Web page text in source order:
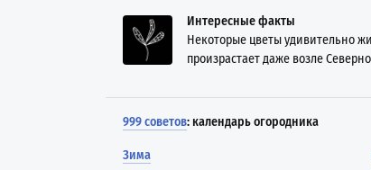
Интересные факты
Некоторые цветы удивительно
произрастает даже возле
999 советов: календарь огородника
Зима